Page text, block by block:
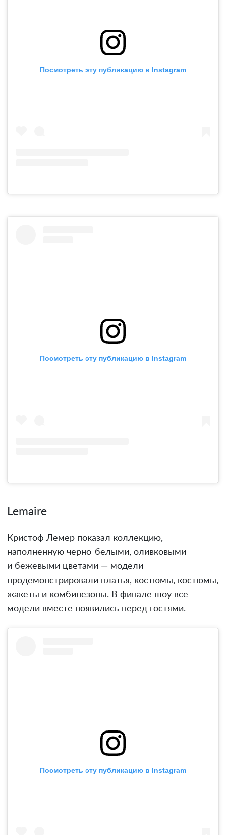
Посмотреть эту публикацию в Instagram
Посмотреть эту публикацию в Instagram
Lemaire
Кристоф Лемер показал коллекцию,
наполненную черно-белыми, оливковыми
и бежевыми цветами — модели
продемонстрировали платья, костюмы, костюмы,
жакеты и комбинезоны. В финале шоу все
модели вместе появились перед гостями.
Посмотреть эту публикацию в Instagram